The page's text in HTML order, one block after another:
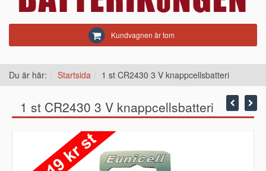
Kundvagnen är tom
Du är här: Startsida 1 st CR2430 3 V knappcellsbatteri
1 st CR2430 3 V knappcellsbatteri